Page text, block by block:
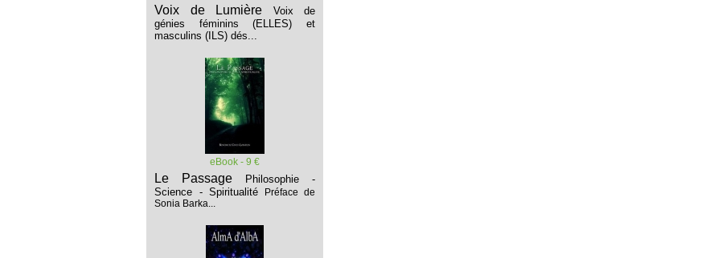
Voix de Lumière
Voix de
génies féminins (ELLES) et
masculins (ILS) dés...
eBook - 9 €
Le Passage
Philosophie -
Science - Spiritualité
Préface de
Sonia Barka...